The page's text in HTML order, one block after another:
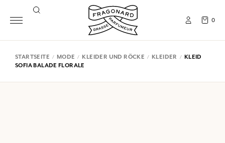
0
STARTSEITE MODE KLEIDER UND RÖCKE KLEIDER
KLEID
SOFIA BALADE FLORALE